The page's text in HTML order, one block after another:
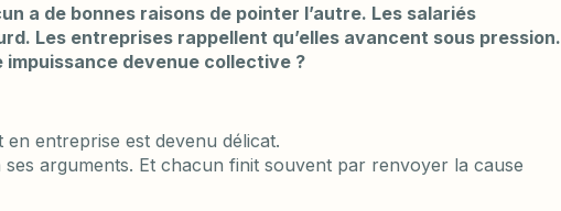
a de bonnes raisons de pointer l’autre. Les salariés
Les entreprises rappellent qu’elles avancent sous pression.
impuissance devenue collective ?
en entreprise est devenu délicat.
arguments. Et chacun finit souvent par renvoyer la cause